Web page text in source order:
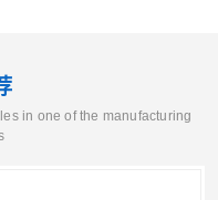
in one of the manufacturing